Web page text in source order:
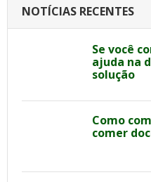
NOTÍCIAS RECENTES
Se você
ajuda na
solução
Como
comer